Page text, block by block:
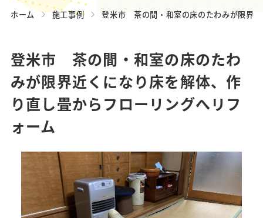
ホーム 施工事例 登米市 茶の間・和室の床のたわみが限界
登米市 茶の間・和室の床のたわ
みが限界近くになり床を解体、作
り直し畳からフローリングへリフ
ォーム